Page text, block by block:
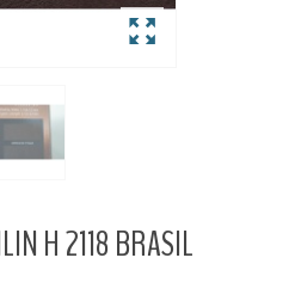
H 2118 BRASIL